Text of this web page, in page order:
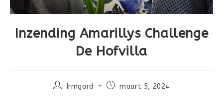
Inzending Amarillys Challenge
De Hofvilla
BerichtIrmgard
Berichtmaart 5, 2024